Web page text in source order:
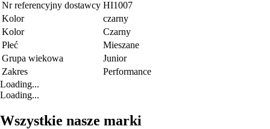
Nr referencyjny dostawcy HI1007
Kolor
czarny
Kolor
Czarny
Płeć
Mieszane
Grupa wiekowa
Junior
Zakres
Performance
Loading...
Loading...
Wszystkie nasze marki